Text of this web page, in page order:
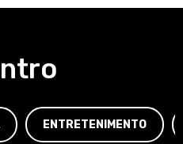
ENTRETENIMENTO